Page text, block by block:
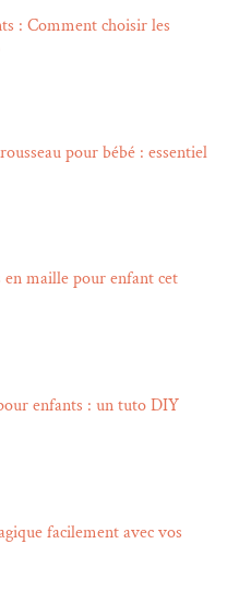
: Comment choisir les
pour bébé : essentiel
maille pour enfant cet
enfants : un tuto DIY
facilement avec vos